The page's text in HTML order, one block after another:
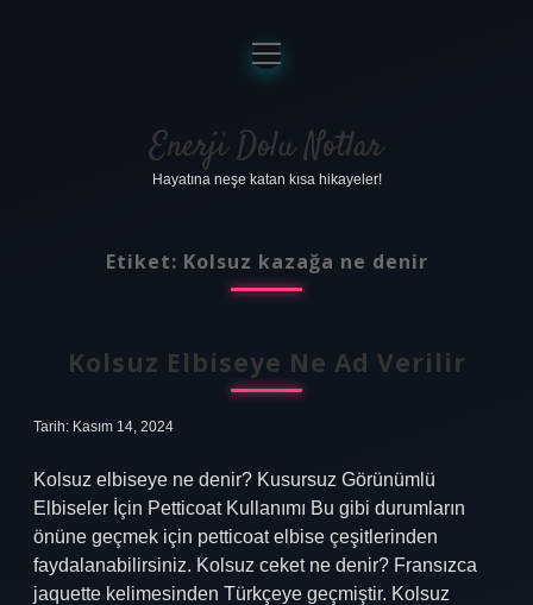
Anasayfa
Gizlilik Politikası
Yasal Uyarı
menüyü
aç
Enerji Dolu Notlar
Hayatına neşe katan kısa hikayeler!
Etiket: Kolsuz kazağa ne denir
Kolsuz Elbiseye Ne Ad Verilir
Tarih: Kasım 14, 2024
Kolsuz elbiseye ne denir? Kusursuz Görünümlü
Elbiseler İçin Petticoat Kullanımı Bu gibi durumların
önüne geçmek için petticoat elbise çeşitlerinden
faydalanabilirsiniz. Kolsuz ceket ne denir? Fransızca
jaquette kelimesinden Türkçeye geçmiştir. Kolsuz